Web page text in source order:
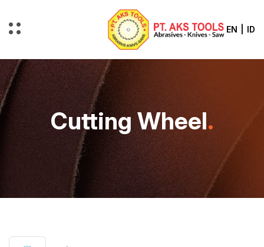
EN ID
Cutting Wheel.